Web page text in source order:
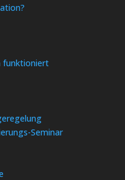
funktioniert
Seminar